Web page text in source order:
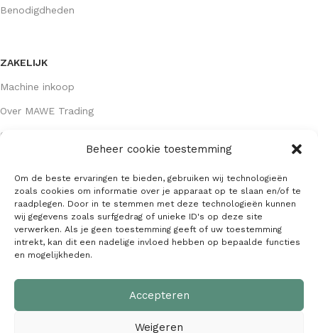
Beheer cookie toestemming
Om de beste ervaringen te bieden, gebruiken wij technologieën
zoals cookies om informatie over je apparaat op te slaan en/of te
raadplegen. Door in te stemmen met deze technologieën kunnen
wij gegevens zoals surfgedrag of unieke ID's op deze site
verwerken. Als je geen toestemming geeft of uw toestemming
intrekt, kan dit een nadelige invloed hebben op bepaalde functies
en mogelijkheden.
Accepteren
Weigeren
Benodigdheden
ZAKELIJK
Machine inkoop
Over MAWE Trading
Contact opnemen
GEGEVENS
Algemene voorwaarden
KVK: 64407667
Alle gegevens
2026 | Webdesign: